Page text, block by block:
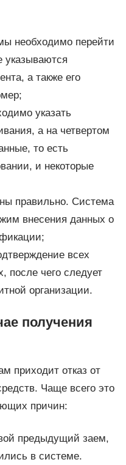
необходимо перейти
указываются
а также его
указать
а на четвертом
то есть
и некоторые
правильно. Система
внесения данных о
всех
после чего следует
организации.
получения
приходит отказ от
Чаще всего это
причин:
предыдущий заем,
в системе.